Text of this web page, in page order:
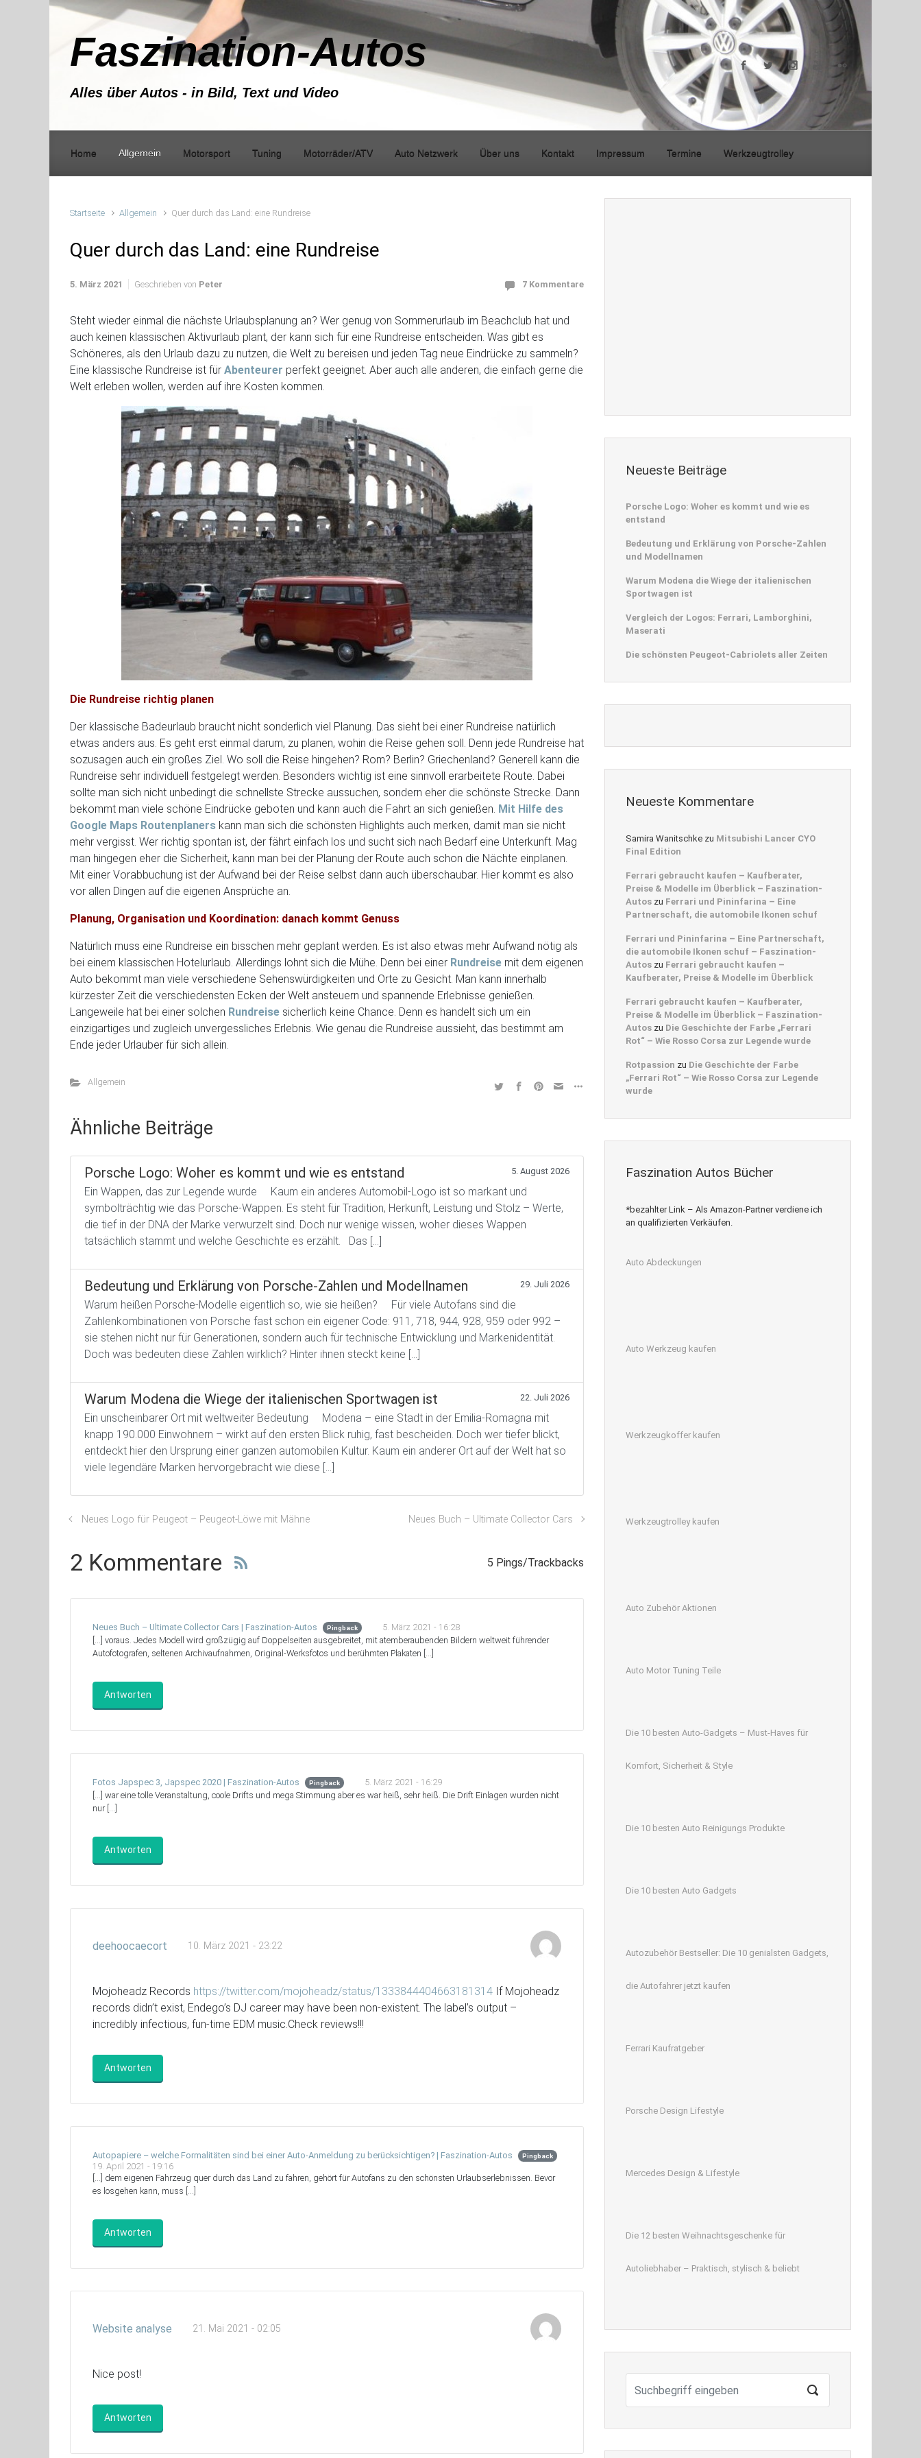
Zum Hauptinhalt springen
Faszination-Autos
Alles über Autos - in Bild, Text und Video
Home Allgemein Motorsport Tuning Motorräder/ATV Auto Netzwerk Über uns Kontakt Impressum Termine Werkzeugtrolley
Startseite Allgemein Quer durch das Land: eine Rundreise
Quer durch das Land: eine Rundreise
5. März 2021 Geschrieben von Peter 7 Kommentare
Steht wieder einmal die nächste Urlaubsplanung an? Wer genug von Sommerurlaub im Beachclub hat und
auch keinen klassischen Aktivurlaub plant, der kann sich für eine Rundreise entscheiden. Was gibt es
Schöneres, als den Urlaub dazu zu nutzen, die Welt zu bereisen und jeden Tag neue Eindrücke zu sammeln?
Eine klassische Rundreise ist für Abenteurer perfekt geeignet. Aber auch alle anderen, die einfach gerne die
Welt erleben wollen, werden auf ihre Kosten kommen.
Die Rundreise richtig planen
Der klassische Badeurlaub braucht nicht sonderlich viel Planung. Das sieht bei einer Rundreise natürlich
etwas anders aus. Es geht erst einmal darum, zu planen, wohin die Reise gehen soll. Denn jede Rundreise hat
sozusagen auch ein großes Ziel. Wo soll die Reise hingehen? Rom? Berlin? Griechenland? Generell kann die
Rundreise sehr individuell festgelegt werden. Besonders wichtig ist eine sinnvoll erarbeitete Route. Dabei
sollte man sich nicht unbedingt die schnellste Strecke aussuchen, sondern eher die schönste Strecke. Dann
bekommt man viele schöne Eindrücke geboten und kann auch die Fahrt an sich genießen. Mit Hilfe des
Google Maps Routenplaners kann man sich die schönsten Highlights auch merken, damit man sie nicht
mehr vergisst. Wer richtig spontan ist, der fährt einfach los und sucht sich nach Bedarf eine Unterkunft. Mag
man hingegen eher die Sicherheit, kann man bei der Planung der Route auch schon die Nächte einplanen.
Mit einer Vorabbuchung ist der Aufwand bei der Reise selbst dann auch überschaubar. Hier kommt es also
vor allen Dingen auf die eigenen Ansprüche an.
Planung, Organisation und Koordination: danach kommt Genuss
Natürlich muss eine Rundreise ein bisschen mehr geplant werden. Es ist also etwas mehr Aufwand nötig als
bei einem klassischen Hotelurlaub. Allerdings lohnt sich die Mühe. Denn bei einer Rundreise mit dem eigenen
Auto bekommt man viele verschiedene Sehenswürdigkeiten und Orte zu Gesicht. Man kann innerhalb
kürzester Zeit die verschiedensten Ecken der Welt ansteuern und spannende Erlebnisse genießen.
Langeweile hat bei einer solchen Rundreise sicherlich keine Chance. Denn es handelt sich um ein
einzigartiges und zugleich unvergessliches Erlebnis. Wie genau die Rundreise aussieht, das bestimmt am
Ende jeder Urlauber für sich allein.
Allgemein
Ähnliche Beiträge
Porsche Logo: Woher es kommt und wie es entstand 5. August 2026
Ein Wappen, das zur Legende wurde Kaum ein anderes Automobil-Logo ist so markant und
symbolträchtig wie das Porsche-Wappen. Es steht für Tradition, Herkunft, Leistung und Stolz – Werte,
die tief in der DNA der Marke verwurzelt sind. Doch nur wenige wissen, woher dieses Wappen
tatsächlich stammt und welche Geschichte es erzählt. Das […]
Bedeutung und Erklärung von Porsche-Zahlen und Modellnamen 29. Juli 2026
Warum heißen Porsche-Modelle eigentlich so, wie sie heißen? Für viele Autofans sind die
Zahlenkombinationen von Porsche fast schon ein eigener Code: 911, 718, 944, 928, 959 oder 992 –
sie stehen nicht nur für Generationen, sondern auch für technische Entwicklung und Markenidentität.
Doch was bedeuten diese Zahlen wirklich? Hinter ihnen steckt keine […]
Warum Modena die Wiege der italienischen Sportwagen ist 22. Juli 2026
Ein unscheinbarer Ort mit weltweiter Bedeutung Modena – eine Stadt in der Emilia-Romagna mit
knapp 190.000 Einwohnern – wirkt auf den ersten Blick ruhig, fast bescheiden. Doch wer tiefer blickt,
entdeckt hier den Ursprung einer ganzen automobilen Kultur. Kaum ein anderer Ort auf der Welt hat so
viele legendäre Marken hervorgebracht wie diese […]
Neues Logo für Peugeot – Peugeot-Löwe mit Mähne Neues Buch – Ultimate Collector Cars
2 Kommentare 5 Pings/Trackbacks
Neues Buch – Ultimate Collector Cars | Faszination-Autos Pingback
5. März 2021 - 16:28
[…] voraus. Jedes Modell wird großzügig auf Doppelseiten ausgebreitet, mit atemberaubenden Bildern weltweit führender
Autofotografen, seltenen Archivaufnahmen, Original-Werksfotos und berühmten Plakaten […]
Antworten
Fotos Japspec 3, Japspec 2020 | Faszination-Autos Pingback
5. März 2021 - 16:29
[…] war eine tolle Veranstaltung, coole Drifts und mega Stimmung aber es war heiß, sehr heiß. Die Drift Einlagen wurden nicht
nur […]
Antworten
deehoocaecort 10. März 2021 - 23:22
Mojoheadz Records https://twitter.com/mojoheadz/status/1333844404663181314 If Mojoheadz
records didn’t exist, Endego’s DJ career may have been non-existent. The label’s output –
incredibly infectious, fun-time EDM music.Check reviews!!!
Antworten
Autopapiere – welche Formalitäten sind bei einer Auto-Anmeldung zu berücksichtigen? | Faszination-Autos Pingback
19. April 2021 - 19:16
[…] dem eigenen Fahrzeug quer durch das Land zu fahren, gehört für Autofans zu den schönsten Urlaubserlebnissen. Bevor
es losgehen kann, muss […]
Antworten
Website analyse 21. Mai 2021 - 02:05
Nice post!
Antworten
Neueste Beiträge
Porsche Logo: Woher es kommt und wie es
entstand
Bedeutung und Erklärung von Porsche-Zahlen
und Modellnamen
Warum Modena die Wiege der italienischen
Sportwagen ist
Vergleich der Logos: Ferrari, Lamborghini,
Maserati
Die schönsten Peugeot-Cabriolets aller Zeiten
Neueste Kommentare
Samira Wanitschke zu Mitsubishi Lancer CYO
Final Edition
Ferrari gebraucht kaufen – Kaufberater,
Preise & Modelle im Überblick – Faszination-
Autos zu Ferrari und Pininfarina – Eine
Partnerschaft, die automobile Ikonen schuf
Ferrari und Pininfarina – Eine Partnerschaft,
die automobile Ikonen schuf – Faszination-
Autos zu Ferrari gebraucht kaufen –
Kaufberater, Preise & Modelle im Überblick
Ferrari gebraucht kaufen – Kaufberater,
Preise & Modelle im Überblick – Faszination-
Autos zu Die Geschichte der Farbe „Ferrari
Rot“ – Wie Rosso Corsa zur Legende wurde
Rotpassion zu Die Geschichte der Farbe
„Ferrari Rot“ – Wie Rosso Corsa zur Legende
wurde
Faszination Autos Bücher
*bezahlter Link – Als Amazon-Partner verdiene ich
an qualifizierten Verkäufen.
Auto Abdeckungen
Auto Werkzeug kaufen
Werkzeugkoffer kaufen
Werkzeugtrolley kaufen
Auto Zubehör Aktionen
Auto Motor Tuning Teile
Die 10 besten Auto-Gadgets – Must-Haves für
Komfort, Sicherheit & Style
Die 10 besten Auto Reinigungs Produkte
Die 10 besten Auto Gadgets
Autozubehör Bestseller: Die 10 genialsten Gadgets,
die Autofahrer jetzt kaufen
Ferrari Kaufratgeber
Porsche Design Lifestyle
Mercedes Design & Lifestyle
Die 12 besten Weihnachtsgeschenke für
Autoliebhaber – Praktisch, stylisch & beliebt